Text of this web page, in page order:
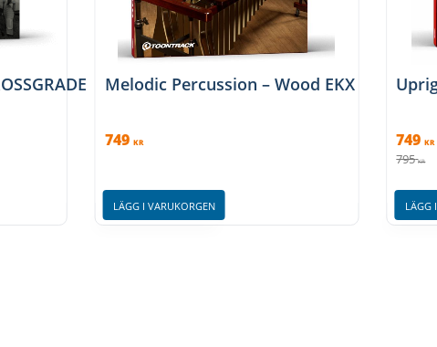
Melodic Percussion – Wood EKX
749 KR
LÄGG I VARUKORGEN
749 KR
795 KR
LÄGG